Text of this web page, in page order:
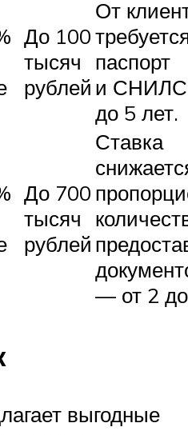
До 100
тысяч
рублей
От
паспорт
и
до 5 лет.
До 700
тысяч
рублей
Ставка
— от 2
выгодные